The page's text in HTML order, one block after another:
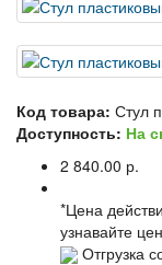
Код товара: Стул
Доступность: На
2 840.00 р.
*Цена
узнавайте
Отгрузка